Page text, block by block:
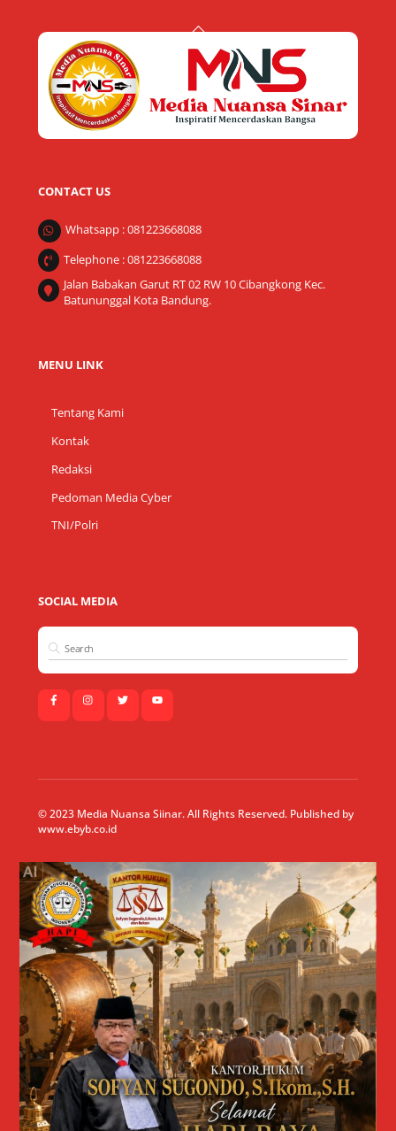
Back
Top
CONTACT US
Whatsapp : 081223668088
Telephone : 081223668088
Jalan Babakan Garut RT 02 RW 10 Cibangkong Kec.
Batununggal Kota Bandung.
MENU LINK
Tentang Kami
Kontak
Redaksi
Pedoman Media Cyber
TNI/Polri
SOCIAL MEDIA
© 2023 Media Nuansa Siinar. All Rights Reserved. Published by
www.ebyb.co.id